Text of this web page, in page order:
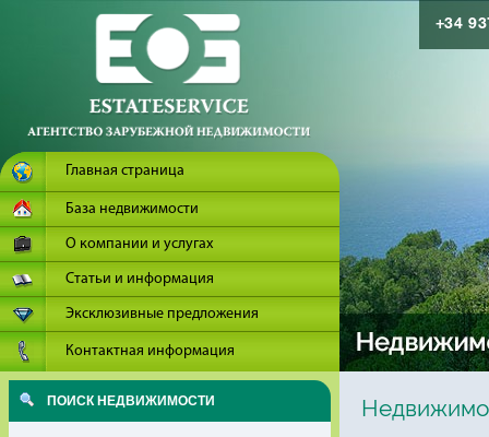
Главная страница
База недвижимости
О компании и услугах
Статьи и информация
Эксклюзивные предложения
Контактная информация
+34
ПОИСК НЕДВИЖИМОСТИ